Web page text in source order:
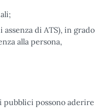
di ATS), in grado
alla persona,
possono aderire